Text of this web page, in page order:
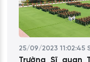
25/09/2023 11:02:45
Trường Sĩ quan